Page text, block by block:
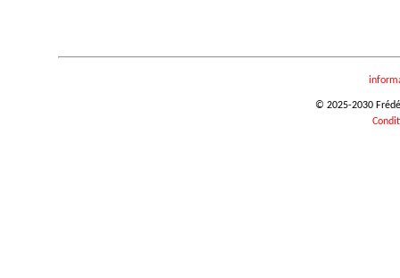
© 2025-2030